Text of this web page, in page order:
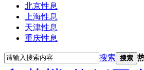
北京性息
上海性息
天津性息
重庆性息
搜索 搜索